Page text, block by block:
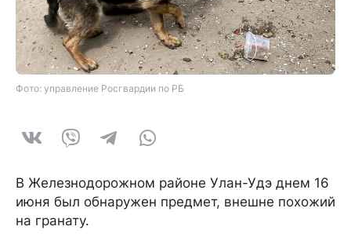
Фото: управление Росгвардии по РБ
В Железнодорожном районе Улан-Удэ днем 16
июня был обнаружен предмет, внешне похожий
на гранату.